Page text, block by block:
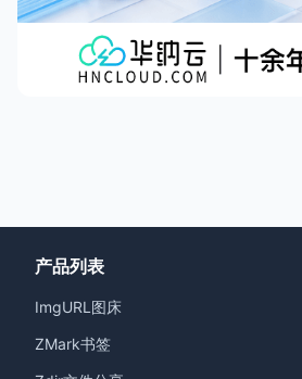
产品列表
ImgURL图床
ZMark书签